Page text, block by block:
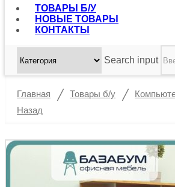
ТОВАРЫ Б/У
НОВЫЕ ТОВАРЫ
КОНТАКТЫ
Search input
Главная / Товары б/у /
Назад